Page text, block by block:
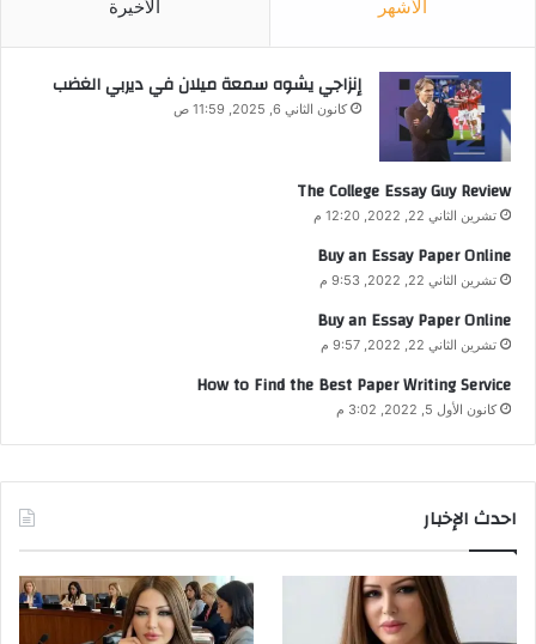
الأشهر الأخيرة
إنزاجي يشوه سمعة ميلان في ديربي الغضب
كانون الثاني 6, 2025, 11:59 ص
The College Essay Guy Review
تشرين الثاني 22, 2022, 12:20 م
Buy an Essay Paper Online
تشرين الثاني 22, 2022, 9:53 م
Buy an Essay Paper Online
تشرين الثاني 22, 2022, 9:57 م
How to Find the Best Paper Writing Service
كانون الأول 5, 2022, 3:02 م
احدث الإخبار